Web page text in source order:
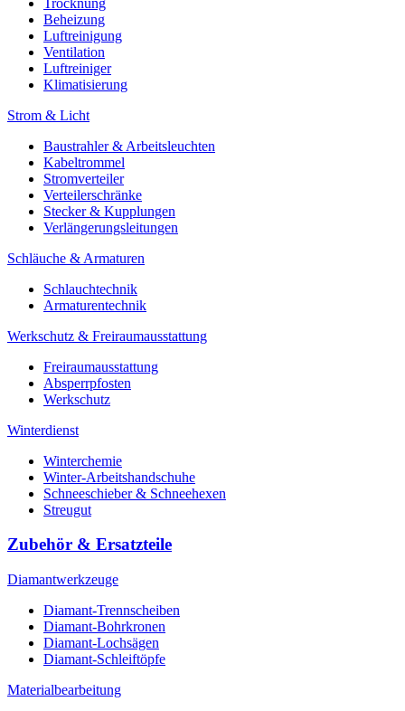
Beheizung
Luftreinigung
Ventilation
Luftreiniger
Klimatisierung
Strom & Licht
Baustrahler & Arbeitsleuchten
Kabeltrommel
Stromverteiler
Verteilerschränke
Stecker & Kupplungen
Verlängerungs­leitungen
Schläuche & Armaturen
Schlauchtechnik
Armaturentechnik
Werkschutz & Freiraumausstattung
Freiraumausstattung
Absperrpfosten
Werkschutz
Winterdienst
Winterchemie
Winter-Arbeitshandschuhe
Schneeschieber & Schneehexen
Streugut
Zubehör & Ersatzteile
Diamantwerkzeuge
Diamant-Trennscheiben
Diamant-Bohrkronen
Diamant-Lochsägen
Diamant-Schleiftöpfe
Materialbearbeitung